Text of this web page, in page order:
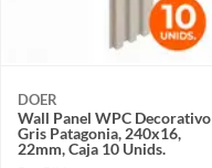
DOER
Wall Panel WPC Decorativo
Gris Patagonia, 240x16,
22mm, Caja 10 Unids.